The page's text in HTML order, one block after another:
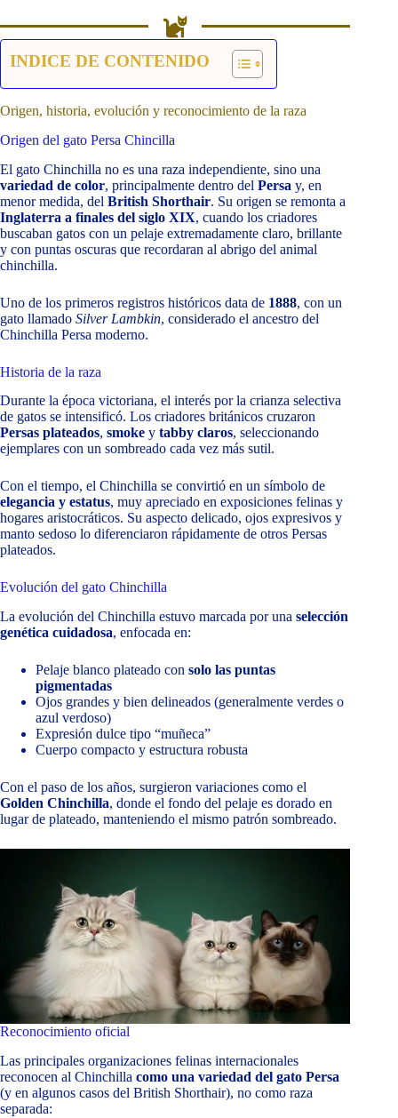
INDICE DE CONTENIDO
Origen, historia, evolución y reconocimiento de la raza
Origen del gato Persa Chincilla
El gato Chinchilla no es una raza independiente, sino una
variedad de color, principalmente dentro del Persa y, en
menor medida, del British Shorthair. Su origen se remonta a
Inglaterra a finales del siglo XIX, cuando los criadores
buscaban gatos con un pelaje extremadamente claro, brillante
y con puntas oscuras que recordaran al abrigo del animal
chinchilla.
Uno de los primeros registros históricos data de 1888, con un
gato llamado Silver Lambkin, considerado el ancestro del
Chinchilla Persa moderno.
Historia de la raza
Durante la época victoriana, el interés por la crianza selectiva
de gatos se intensificó. Los criadores británicos cruzaron
Persas plateados, smoke y tabby claros, seleccionando
ejemplares con un sombreado cada vez más sutil.
Con el tiempo, el Chinchilla se convirtió en un símbolo de
elegancia y estatus, muy apreciado en exposiciones felinas y
hogares aristocráticos. Su aspecto delicado, ojos expresivos y
manto sedoso lo diferenciaron rápidamente de otros Persas
plateados.
Evolución del gato Chinchilla
La evolución del Chinchilla estuvo marcada por una selección
genética cuidadosa, enfocada en:
Pelaje blanco plateado con solo las puntas
pigmentadas
Ojos grandes y bien delineados (generalmente verdes o
azul verdoso)
Expresión dulce tipo “muñeca”
Cuerpo compacto y estructura robusta
Con el paso de los años, surgieron variaciones como el
Golden Chinchilla, donde el fondo del pelaje es dorado en
lugar de plateado, manteniendo el mismo patrón sombreado.
Reconocimiento oficial
Las principales organizaciones felinas internacionales
reconocen al Chinchilla como una variedad del gato Persa
(y en algunos casos del British Shorthair), no como raza
separada: